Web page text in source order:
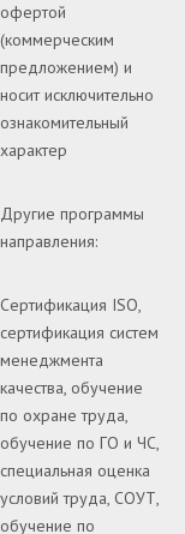
офертой
(коммерческим
предложением) и
носит исключительно
ознакомительный
характер
Другие программы
направления:
Сертификация ISO,
сертификация систем
менеджмента
качества, обучение
по охране труда,
обучение по ГО и ЧС,
специальная оценка
условий труда, СОУТ,
обучение по